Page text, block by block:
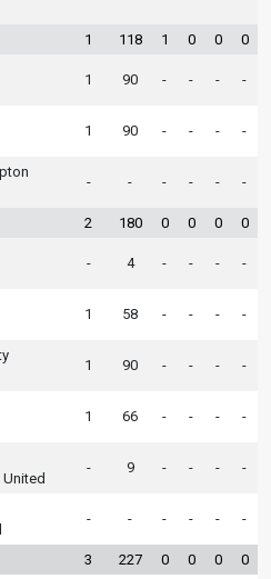
1 118 1 0 0 0
1 90 - - - -
1 90 - - - -
- - - - - -
2 180 0 0 0 0
- 4 - - - -
1 58 - - - -
1 90 - - - -
1 66 - - - -
- 9 - - - -
- - - - - -
3 227 0 0 0 0